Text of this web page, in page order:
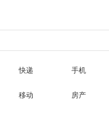
快递 手机
移动 房产